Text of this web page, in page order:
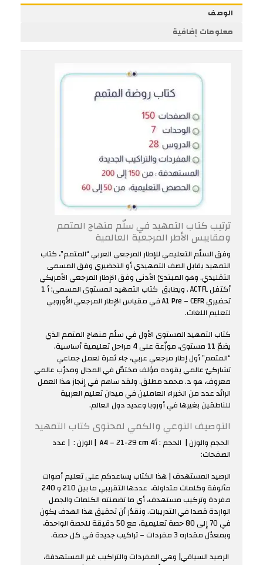
الوصف
معلومات إضافية
ترتيب كتاب التمهيد في سلّم منهاج المتمم
ومقاييس الأطر المرجعية العالمية
وفق السلّم التعليمي للإطار المرجعي العربي “المتمم”، كتاب
التمهيد يقابل الصف التمهيدي أو التحضيري وفق المسمى
التقليدي. وهو المبتدئ الأدنى وفق الإطار المرجعي الأمريكي
أكتفل ACTFL . ويطابق كتاب التمهيد المستوى المسمى: أ 1
تحضيري A1 Pre – CEFR في مقياس الإطار المرجعي الأوروبي
لتعليم اللغات.
كتاب التمهيد المستوى الأول في سلّم منهاج المتمم الذي
يضمّ 11 مستوى، موزّعة على 4 مراحل تعليمية أساسية.
“المتمم” أول إطار مرجعي عربي، جاء ثمرة لعمل جماعي
تشاركيّ عالمي يقوده مؤلف مختصّ في المجال ومدرّب عالمي
معروف، هو د. محمد مطلق. ولقد ساهم في إنجاز هذا العمل
الرائد عدد من الخبراء العاملين في ميدان تعليم العربية
للناطقين بغيرها في أوروبا وعديد دول العالم.
التوصيف النوعي والكمي لمحتوى كتاب التمهيد
الحجم والوزن | الحجم : أ4 A4 – 21-29 cm | الوزن : | عدد
الصفحات:
الرصيد المستهدف | هذا الكتاب يساعدكم على تعليم أصوات
مألوفة وكلمات متداولة، عددها التقريبي ما بين 210 و 240
مفردة وتركيب مستهدف، أي ما تضمنته الكلمات والجمل
الواردة قصدا في التدريبات. ونقدّر أن تحقيق هذا الهدف يكون
في 70 إلى 80 حصة تعليمية، مع 50 دقيقة للحصة الواحدة،
وبمعدّل مقداره 3 مفردات – تراكيب جديدة في كل حصة.
الرصيد السياقي| وهي المفردات والتراكيب غير المستهدفة،